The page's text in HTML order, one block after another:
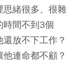
思緒很多、很雜
時間不到3個
放不下工作？
連命都不顧？